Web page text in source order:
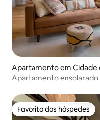
Apartamento em Cidade
Apartamento ensolarado
Favorito dos hóspedes
Favorito dos hóspedes